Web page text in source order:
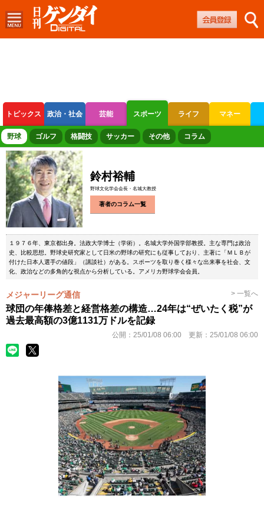
トピックス 政治・社会 芸能 スポーツ ライフ マネー
ボートレース 競輪 オートレース
野球 ゴルフ 格闘技 サッカー その他 コラム
鈴村裕輔
野球文化学会会長・名城大教授
著者のコラム一覧
１９７６年、東京都出身。法政大学博士（学術）。名城大学外国学部教授。主な専門は政治
史、比較思想。野球史研究家として日米の野球の研究にも従事しており、主著に「ＭＬＢが
付けた日本人選手の値段」（講談社）がある。スポーツを取り巻く様々な出来事を社会、文
化、政治などの多角的な視点から分析している。アメリカ野球学会会員。
メジャーリーグ通信 > 一覧へ
球団の年俸格差と経営格差の構造…24年は“ぜいたく税”が
過去最高額の3億1131万ドルを記録
公開： 25/01/08 06:00 更新： 25/01/08 06:00